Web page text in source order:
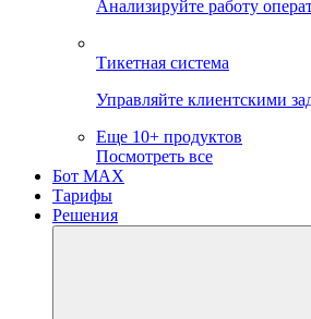
Анализируйте работу
Тикетная система
Управляйте клиентскими
Еще 10+ продуктов
Посмотреть все
Бот MAX
Тарифы
Решения